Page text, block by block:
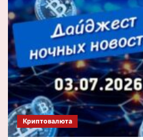
более
6
тыс.
изоляторов
на
основных
энерготранзитах
Саратовской
области
Криптовалюта